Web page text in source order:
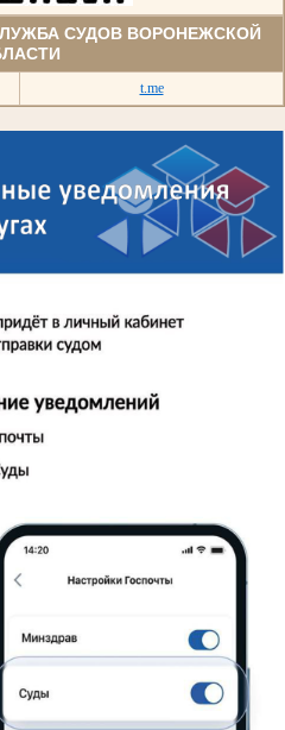
СУДОВ ВОРОНЕЖСКОЙ
t.me